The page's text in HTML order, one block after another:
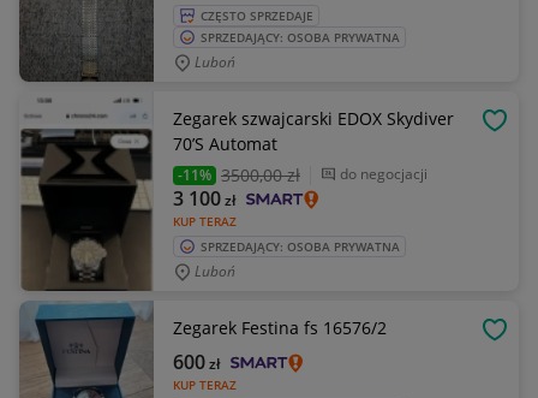
CZĘSTO SPRZEDAJE
SPRZEDAJĄCY: OSOBA PRYWATNA
Luboń
Zegarek szwajcarski EDOX Skydiver
70’S Automat
-11% 3500,00 zł do negocjacji
KUP TERAZ
3 100zł
SPRZEDAJĄCY: OSOBA PRYWATNA
Luboń
Zegarek Festina fs 16576/2
KUP TERAZ
600zł